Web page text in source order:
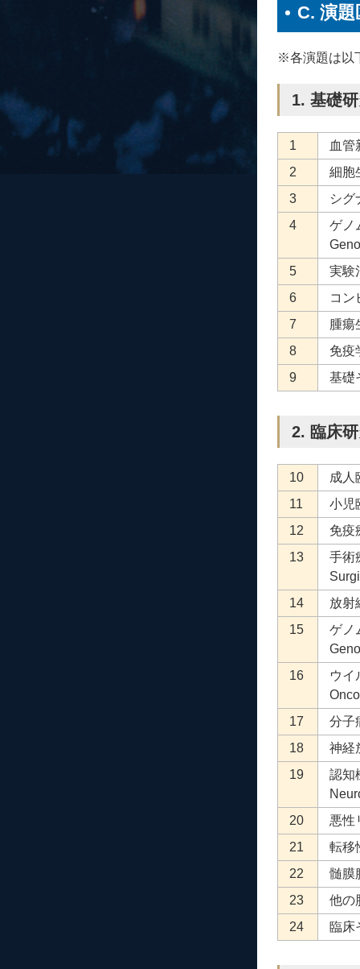
C. 演題
※各演題は以
1. 基礎
1
血管
2
細胞
3
シグ
4
ゲノ
5
実験
6
コン
7
腫瘍
8
免疫
9
基礎
2. 臨床
10
成人
11
小児
12
免疫
13
手術
14
放射
15
ゲノ
16
ウイ
17
分子
18
神経
19
認知
20
悪性
21
転移
22
髄膜
23
他の
24
臨床